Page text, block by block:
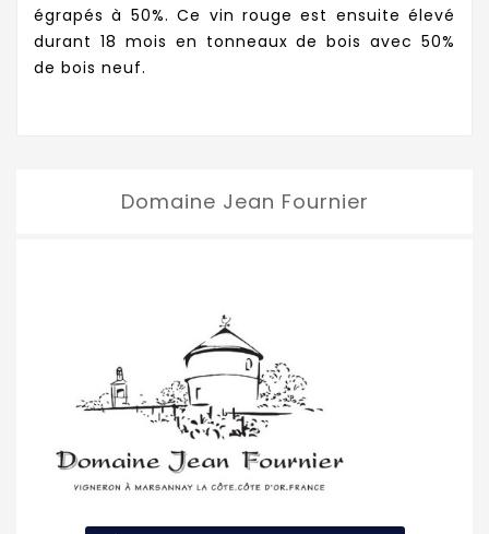
égrapés à 50%. Ce vin rouge est ensuite élevé
durant 18 mois en tonneaux de bois avec 50%
de bois neuf.
Domaine Jean Fournier